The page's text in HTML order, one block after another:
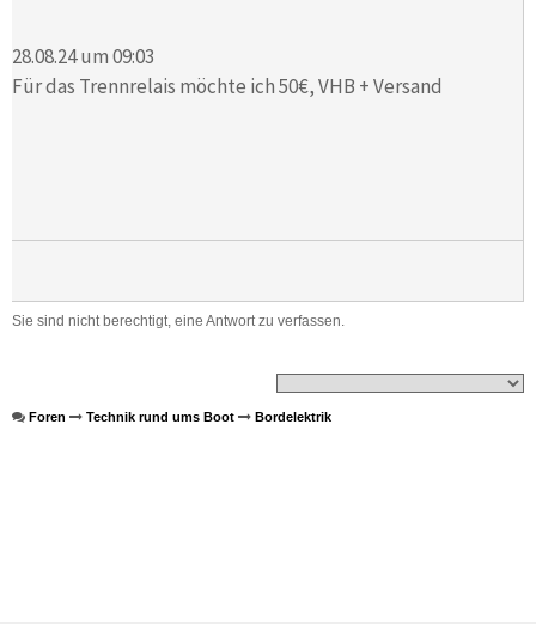
28.08.24 um 09:03
Für das Trennrelais möchte ich 50€, VHB + Versand
Sie sind nicht berechtigt, eine Antwort zu verfassen.
Foren Technik rund ums Boot Bordelektrik